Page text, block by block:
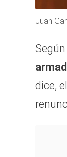
Juan
dice,